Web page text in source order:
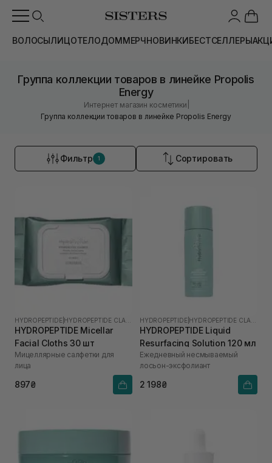
ВОЛОСЫЛИЦОТЕЛОДОММЕРЧНОВИНКИБЕСТСЕЛЛЕРЫ
Группа коллекции товаров в линейке Propolis
Energy
Интернет магазин косметики
Группа коллекции товаров в линейке Propolis Energy
Фильтр 1 Сортировать
HYDROPEPTIDE
HYDROPEPTIDE Micellar
Facial Cloths 30 шт
Мицеллярные салфетки для
лица
897₴
HYDROPEPTIDE
HYDROPEPTIDE Liquid
Resurfacing Solution 120 мл
Ежедневный несмываемый
лосьон-эксфолиант
2 198₴